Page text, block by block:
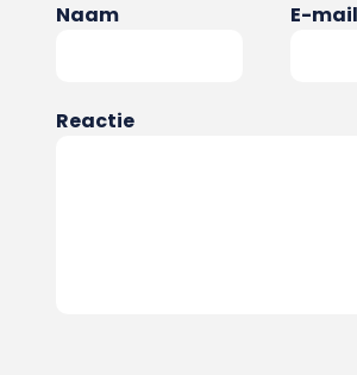
Naam E-mail
Reactie